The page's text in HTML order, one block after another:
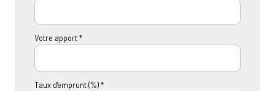
Votre apport *
Taux d'emprunt (%) *